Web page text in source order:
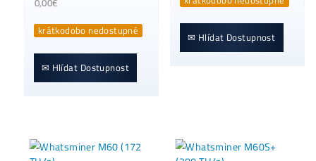
dostupné
Dodanie: do 7-10 dní
krátkodobo